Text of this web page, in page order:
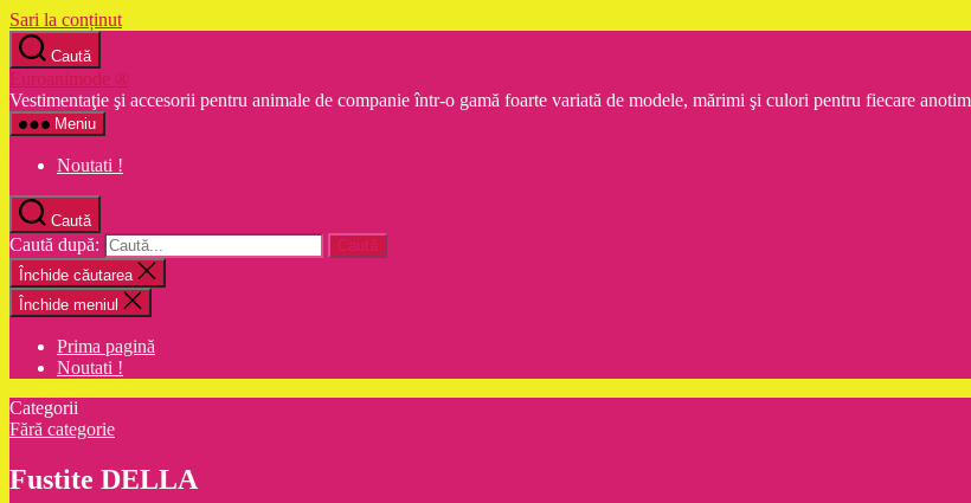
Sari la conținut
Caută
Euroanimode ®
Vestimentaţie şi accesorii pentru animale de companie într-o gamă foarte variată de modele, mărimi şi culori pentru fiecare
Meniu
Noutati !
Caută
Caută după:
Închide căutarea
Închide meniul
Prima pagină
Noutati !
Categorii
Fără categorie
Fustite DELLA